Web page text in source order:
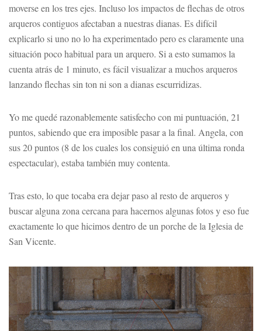
moverse en los tres ejes. Incluso los impactos de flechas de otros
arqueros contiguos afectaban a nuestras dianas. Es difícil
explicarlo si uno no lo ha experimentado pero es claramente una
situación poco habitual para un arquero. Si a esto sumamos la
cuenta atrás de 1 minuto, es fácil visualizar a muchos arqueros
lanzando flechas sin ton ni son a dianas escurridizas.
Yo me quedé razonablemente satisfecho con mi puntuación, 21
puntos, sabiendo que era imposible pasar a la final. Angela, con
sus 20 puntos (8 de los cuales los consiguió en una última ronda
espectacular), estaba también muy contenta.
Tras esto, lo que tocaba era dejar paso al resto de arqueros y
buscar alguna zona cercana para hacernos algunas fotos y eso fue
exactamente lo que hicimos dentro de un porche de la Iglesia de
San Vicente.